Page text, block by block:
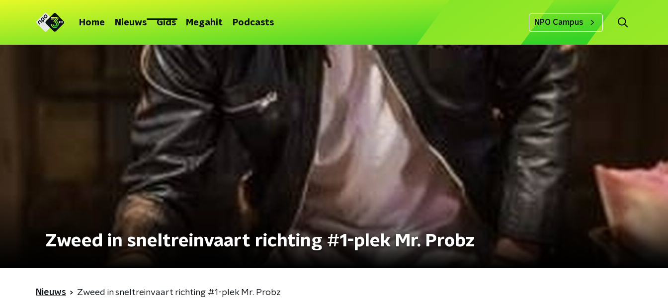
Home Nieuws Gids Megahit Podcasts NPO Campus
Zweed in sneltreinvaart richting #1-plek Mr. Probz
Nieuws Zweed in sneltreinvaart richting #1-plek Mr. Probz